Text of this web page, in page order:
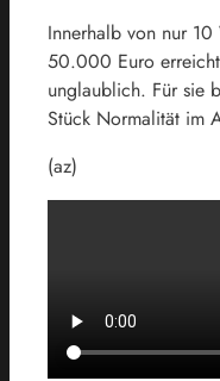
Innerhalb von nur
50.000 Euro
unglaublich. Für sie
Stück Normalität im
(az)